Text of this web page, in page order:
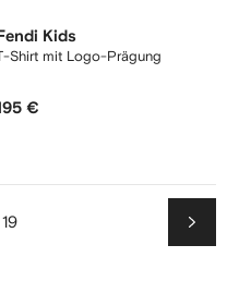
Fendi Kids
Shirt mit Logo-Prägung
€
Weiter